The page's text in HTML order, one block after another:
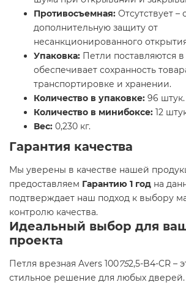
Противосъемная: Отсутствует –
дополнительную защиту от
несанкционированного
Упаковка: Петли поставляются
обеспечивает сохранность
транспортировке и хранении.
Количество в упаковке: 96 штук.
Количество в минибоксе: 12
Вес: 0,230 кг.
Гарантия качества
Мы уверены в качестве нашей
предоставляем Гарантию 1 год на
подтверждает наш подход к выбору
контролю качества.
Идеальный выбор для
проекта
Петля врезная Avers 100752,5-B4-CR –
стильное решение для любых дверей.